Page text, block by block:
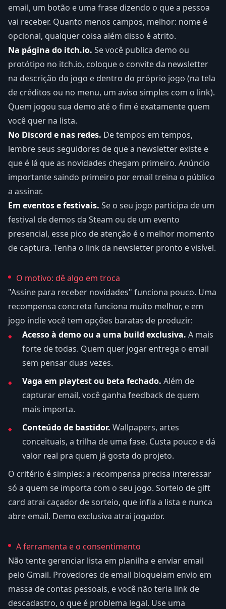
email, um botão e uma frase dizendo o que a pessoa
vai receber. Quanto menos campos, melhor: nome é
opcional, qualquer coisa além disso é atrito.
Na página do itch.io. Se você publica demo ou
protótipo no itch.io, coloque o convite da newsletter
na descrição do jogo e dentro do próprio jogo (na tela
de créditos ou no menu, um aviso simples com o link).
Quem jogou sua demo até o fim é exatamente quem
você quer na lista.
No Discord e nas redes. De tempos em tempos,
lembre seus seguidores de que a newsletter existe e
que é lá que as novidades chegam primeiro. Anúncio
importante saindo primeiro por email treina o público
a assinar.
Em eventos e festivais. Se o seu jogo participa de um
festival de demos da Steam ou de um evento
presencial, esse pico de atenção é o melhor momento
de captura. Tenha o link da newsletter pronto e visível.
O motivo: dê algo em troca
"Assine para receber novidades" funciona pouco. Uma
recompensa concreta funciona muito melhor, e em
jogo indie você tem opções baratas de produzir:
Acesso à demo ou a uma build exclusiva. A mais
forte de todas. Quem quer jogar entrega o email
sem pensar duas vezes.
Vaga em playtest ou beta fechado. Além de
capturar email, você ganha feedback de quem
mais importa.
Conteúdo de bastidor. Wallpapers, artes
conceituais, a trilha de uma fase. Custa pouco e dá
valor real pra quem já gosta do projeto.
O critério é simples: a recompensa precisa interessar
só a quem se importa com o seu jogo. Sorteio de gift
card atrai caçador de sorteio, que infla a lista e nunca
abre email. Demo exclusiva atrai jogador.
A ferramenta e o consentimento
Não tente gerenciar lista em planilha e enviar email
pelo Gmail. Provedores de email bloqueiam envio em
massa de contas pessoais, e você não teria link de
descadastro, o que é problema legal. Use uma